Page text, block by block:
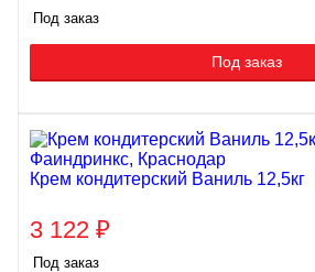
Под заказ
Под заказ
Крем кондитерский Ваниль 12,5кг
3 122 ₽
Под заказ